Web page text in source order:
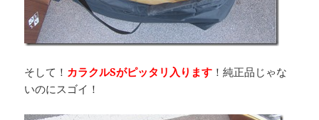
そして！ カラクルSがピッタリ入ります ！純正品じゃな
いのにスゴイ！